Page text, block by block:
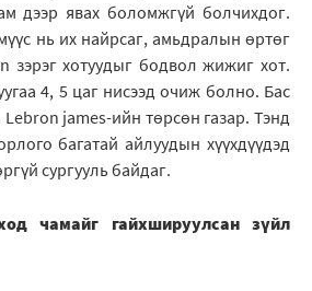
дээр явах боломжгүй болчихдог.
нь их найрсаг, амьдралын өртөг
зэрэг хотуудыг бодвол жижиг хот.
4, 5 цаг нисээд очиж болно. Бас
Lebron james-ийн төрсөн газар. Тэнд
багатай айлуудын хүүхдүүдэд
сургууль байдаг.
чамайг гайхшируулсан зүйл